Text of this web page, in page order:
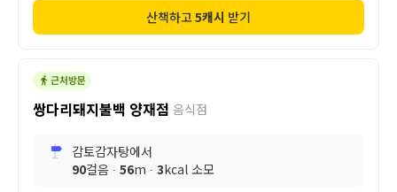
산책하고5캐시 받기
쌍다리돼지불백 양재점 음식점
감토감자탕에서
90걸음 ∙ 56m ∙ 3kcal 소모